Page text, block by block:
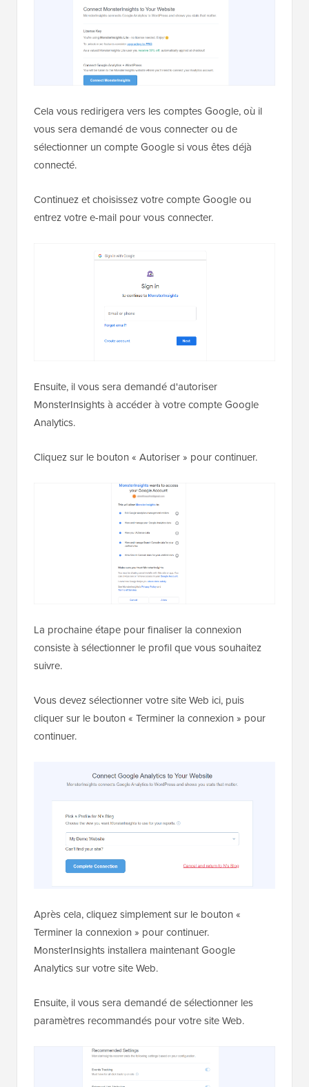
Cela vous redirigera vers les comptes Google, où il
vous sera demandé de vous connecter ou de
sélectionner un compte Google si vous êtes déjà
connecté.
Continuez et choisissez votre compte Google ou
entrez votre e-mail pour vous connecter.
Ensuite, il vous sera demandé d'autoriser
MonsterInsights à accéder à votre compte Google
Analytics.
Cliquez sur le bouton « Autoriser » pour continuer.
La prochaine étape pour finaliser la connexion
consiste à sélectionner le profil que vous souhaitez
suivre.
Vous devez sélectionner votre site Web ici, puis
cliquer sur le bouton « Terminer la connexion » pour
continuer.
Après cela, cliquez simplement sur le bouton «
Terminer la connexion » pour continuer.
MonsterInsights installera maintenant Google
Analytics sur votre site Web.
Ensuite, il vous sera demandé de sélectionner les
paramètres recommandés pour votre site Web.